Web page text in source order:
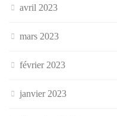
avril 2023
mars 2023
février 2023
janvier 2023